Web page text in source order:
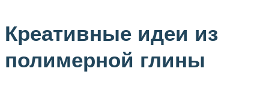
Креативные идеи из
полимерной глины